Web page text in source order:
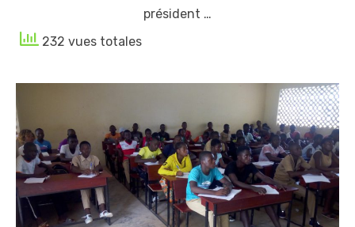
président …
232 vues totales